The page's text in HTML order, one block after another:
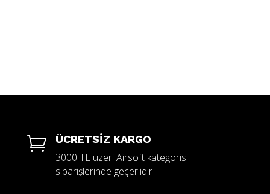
 ÜCRETSİZ KARGO
3000 TL üzeri Airsoft kategorisi
siparişlerinde geçerlidir